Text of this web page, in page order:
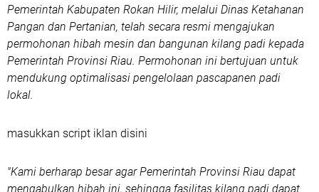
Pemerintah Kabupaten Rokan Hilir, melalui Dinas Ketahanan
Pangan dan Pertanian, telah secara resmi mengajukan
permohonan hibah mesin dan bangunan kilang padi kepada
Pemerintah Provinsi Riau. Permohonan ini bertujuan untuk
mendukung optimalisasi pengelolaan pascapanen padi
lokal.
masukkan script iklan disini
"Kami berharap besar agar Pemerintah Provinsi Riau dapat
mengabulkan hibah ini, sehingga fasilitas kilang padi dapat